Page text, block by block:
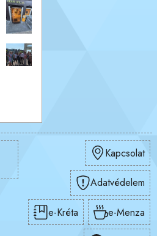
Kapcsolat
Adatvédelem
e-Kréta e-Menza